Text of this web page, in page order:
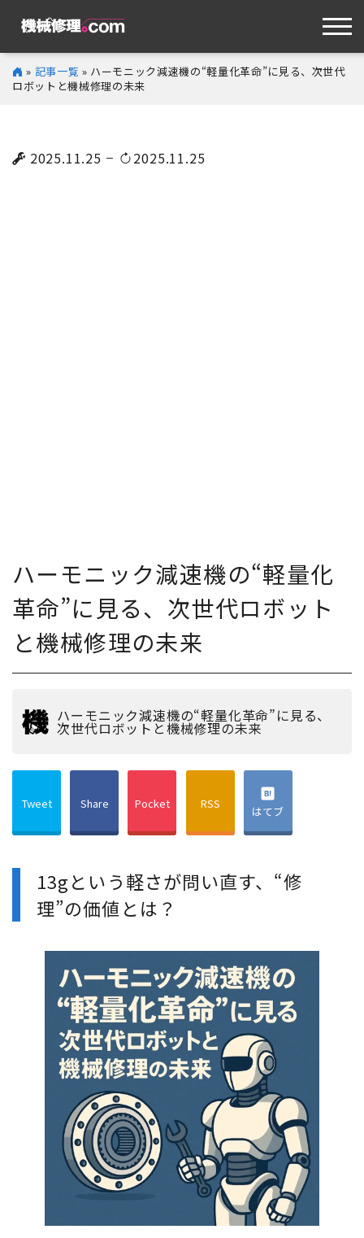
» 記事一覧 » ハーモニック減速機の“軽量化革命”に見る、次世代
ロボットと機械修理の未来
2025.11.25 2025.11.25
ハーモニック減速機の“軽量化
革命”に見る、次世代ロボット
と機械修理の未来
ハーモニック減速機の“軽量化革命”に見る、
次世代ロボットと機械修理の未来
Tweet Share Pocket RSS はてブ
13gという軽さが問い直す、“修
理”の価値とは？